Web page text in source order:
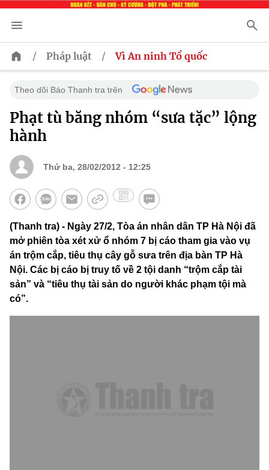
/ Pháp luật / Vì An ninh Tổ quốc
Theo dõi Báo Thanh tra trên
Phạt tù băng nhóm “sưa tặc” lộng
hành
Thứ ba, 28/02/2012 - 12:25
(Thanh tra) - Ngày 27/2, Tòa án nhân dân TP Hà Nội đã
mở phiên tòa xét xử ổ nhóm 7 bị cáo tham gia vào vụ
án trộm cắp, tiêu thụ cây gỗ sưa trên địa bàn TP Hà
Nội. Các bị cáo bị truy tố về 2 tội danh “trộm cắp tài
sản” và “tiêu thụ tài sản do người khác phạm tội mà
có”.